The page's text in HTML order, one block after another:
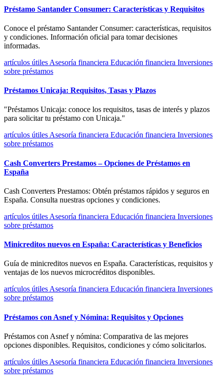
Préstamo Santander Consumer: Características y Requisitos
Conoce el préstamo Santander Consumer: características, requisitos
y condiciones. Información oficial para tomar decisiones
informadas.
artículos útiles Asesoría financiera Educación financiera Inversiones
sobre préstamos
Préstamos Unicaja: Requisitos, Tasas y Plazos
"Préstamos Unicaja: conoce los requisitos, tasas de interés y plazos
para solicitar tu préstamo con Unicaja."
artículos útiles Asesoría financiera Educación financiera Inversiones
sobre préstamos
Cash Converters Prestamos – Opciones de Préstamos en
España
Cash Converters Prestamos: Obtén préstamos rápidos y seguros en
España. Consulta nuestras opciones y condiciones.
artículos útiles Asesoría financiera Educación financiera Inversiones
sobre préstamos
Minicreditos nuevos en España: Características y Beneficios
Guía de minicreditos nuevos en España. Características, requisitos y
ventajas de los nuevos microcréditos disponibles.
artículos útilesAsesoría financiera Educación financiera Inversiones
sobre préstamos
Préstamos con Asnef y Nómina: Requisitos y Opciones
Préstamos con Asnef y nómina: Comparativa de las mejores
opciones disponibles. Requisitos, condiciones y cómo solicitarlos.
artículos útiles Asesoría financiera Educación financiera Inversiones
sobre préstamos